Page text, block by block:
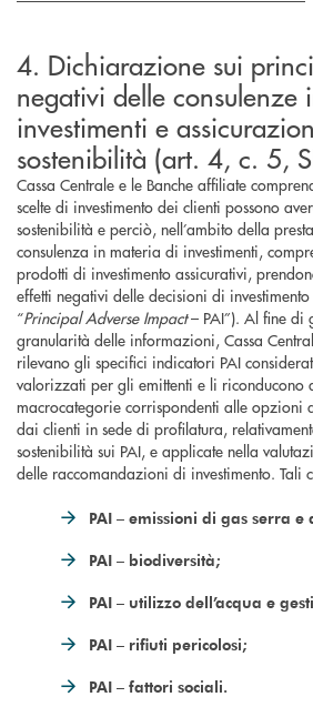
4. Dichiarazione sui
negativi delle consulenze
investimenti e
sostenibilità (art. 4, c. 5,
Cassa Centrale e le Banche affiliate
scelte di investimento dei clienti possono
sostenibilità e perciò, nell’ambito della
consulenza in materia di investimenti,
prodotti di investimento assicurativi,
effetti negativi delle decisioni di
“Principal Adverse Impact– PAI”). Al fine
granularità delle informazioni, Cassa
rilevano gli specifici indicatori PAI
valorizzati per gli emittenti e li riconducono
macrocategorie corrispondenti alle opzioni
dai clienti in sede di profilatura,
sostenibilità sui PAI, e applicate nella
delle raccomandazioni di investimento. Tali
PAI – emissioni di gas serra
PAI – biodiversità;
PAI – utilizzo dell’acqua e
PAI – rifiuti pericolosi;
PAI – fattori sociali.